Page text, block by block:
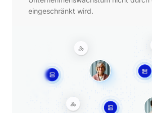
eingeschränkt wird.